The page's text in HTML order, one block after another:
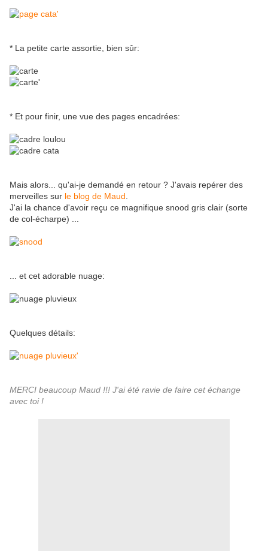
* La petite carte assortie, bien sûr:
* Et pour finir, une vue des pages encadrées:
Mais alors... qu'ai-je demandé en retour ? J'avais repérer des
merveilles sur le blog de Maud
J'ai la chance d'avoir reçu ce magnifique snood gris clair (sorte
de col-écharpe) ...
... et cet adorable nuage:
Quelques détails:
MERCI beaucoup Maud !!! J'ai été ravie de faire cet échange
avec toi !